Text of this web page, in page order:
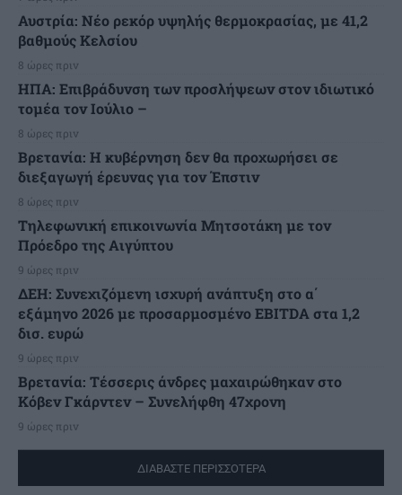
Αυστρία: Νέο ρεκόρ υψηλής θερμοκρασίας, με 41,2
βαθμούς Κελσίου
8 ώρες πριν
ΗΠΑ: Επιβράδυνση των προσλήψεων στον ιδιωτικό
τομέα τον Ιούλιο –
8 ώρες πριν
Βρετανία: Η κυβέρνηση δεν θα προχωρήσει σε
διεξαγωγή έρευνας για τον Έπστιν
8 ώρες πριν
Τηλεφωνική επικοινωνία Μητσοτάκη με τον
Πρόεδρο της Αιγύπτου
9 ώρες πριν
ΔΕΗ: Συνεχιζόμενη ισχυρή ανάπτυξη στο α΄
εξάμηνο 2026 με προσαρμοσμένο EBITDA στα 1,2
δισ. ευρώ
9 ώρες πριν
Βρετανία: Τέσσερις άνδρες μαχαιρώθηκαν στο
Κόβεν Γκάρντεν – Συνελήφθη 47χρονη
9 ώρες πριν
ΔΙΑΒΑΣΤΕ ΠΕΡΙΣΣΟΤΕΡΑ